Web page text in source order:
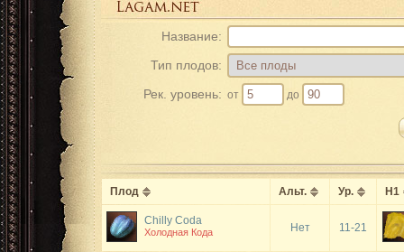
Название:
Тип плодов:
Рек. уровень: от до
Плод Альт. Ур. Н1
Chilly Coda
Холодная Кода Нет 11-21